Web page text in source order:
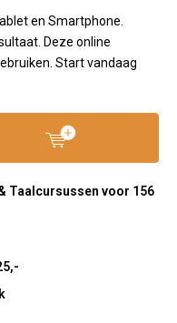
en Smartphone.
Deze online
Start vandaag
Taalcursussen voor 156